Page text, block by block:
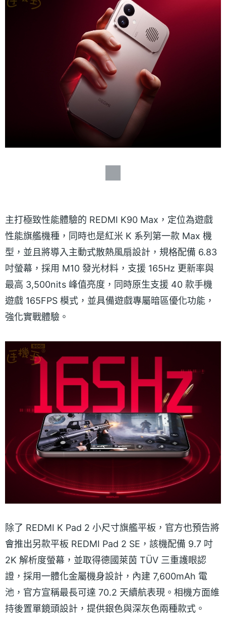
主打極致性能體驗的 REDMI K90 Max，定位為遊戲
性能旗艦機種，同時也是紅米 K 系列第一款 Max 機
型，並且將導入主動式散熱風扇設計，規格配備 6.83
吋螢幕，採用 M10 發光材料，支援 165Hz 更新率與
最高 3,500nits 峰值亮度，同時原生支援 40 款手機
遊戲 165FPS 模式，並具備遊戲專屬暗區優化功能，
強化實戰體驗。
除了 REDMI K Pad 2 小尺寸旗艦平板，官方也預告將
會推出另款平板 REDMI Pad 2 SE，該機配備 9.7 吋
2K 解析度螢幕，並取得德國萊茵 TÜV 三重護眼認
證，採用一體化金屬機身設計，內建 7,600mAh 電
池，官方宣稱最長可達 70.2 天續航表現。相機方面維
持後置單鏡頭設計，提供銀色與深灰色兩種款式。